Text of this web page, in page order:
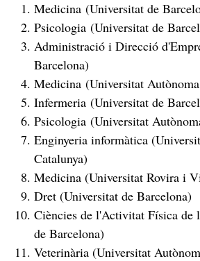
Medicina (Universitat de
Psicologia (Universitat de
Administració i Direcció
Barcelona)
Medicina (Universitat
Infermeria (Universitat de
Psicologia (Universitat
Enginyeria informàtica
Catalunya)
Medicina (Universitat Rovira i
Dret (Universitat de Barcelona)
Ciències de l'Activitat Física de
de Barcelona)
Veterinària (Universitat